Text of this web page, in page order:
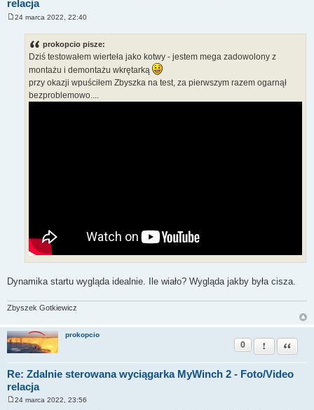
relacja
24 marca 2022, 22:40
prokopcio pisze:
Dziś testowałem wierteła jako kotwy - jestem mega zadowolony z
montażu i demontażu wkrętarką
przy okazji wpuściłem Zbyszka na test, za pierwszym razem ogarnął
bezproblemowo....
Dynamika startu wygląda idealnie. Ile wiało? Wygląda jakby była cisza.
Zbyszek Gotkiewicz
prokopcio
Re: Zdalnie sterowana wyciągarka MyWinch 2 - Foto/Video
relacja
0 Zgłoś ten post
Cytuj
24 marca 2022, 23:56